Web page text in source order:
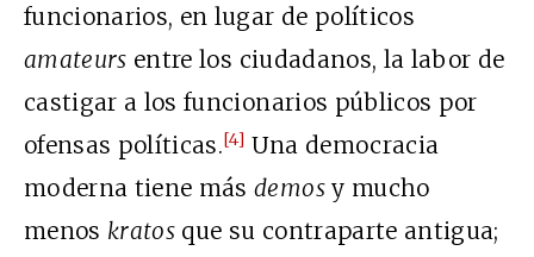
funcionarios, en lugar de políticos
amateurs entre los ciudadanos, la labor de
castigar a los funcionarios públicos por
ofensas políticas.[4] Una democracia
moderna tiene másdemosy mucho
menos kratos que su contraparte antigua;